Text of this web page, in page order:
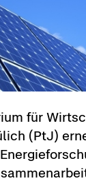
für
(PtJ)